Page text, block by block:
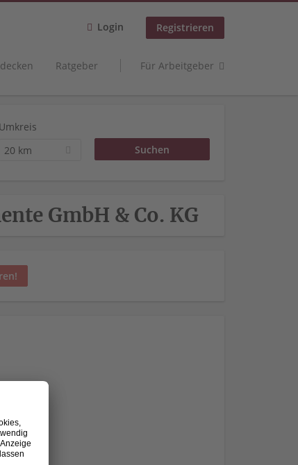
Login Registrieren
Ratgeber Für Arbeitgeber
Umkreis
20 km
GmbH & Co. KG